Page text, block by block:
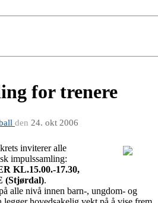
for trenere
den 24. okt 2006
inviterer alle
impulssamling:
KL.15.00.-17.30,
(Stjørdal).
alle nivå innen barn-, ungdom- og